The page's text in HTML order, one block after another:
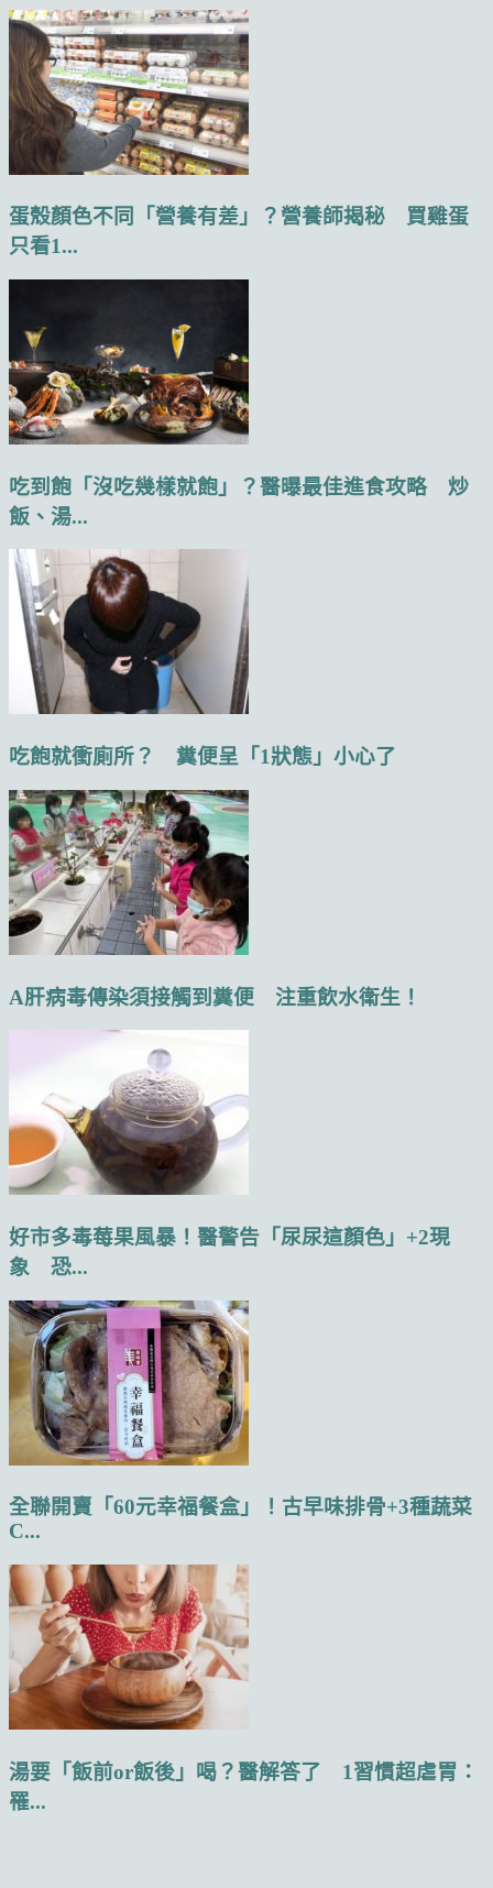
蛋殼顏色不同「營養有差」？營養師揭秘 買雞蛋
只看1...
吃到飽「沒吃幾樣就飽」？醫曝最佳進食攻略 炒
飯、湯...
吃飽就衝廁所？ 糞便呈「1狀態」小心了
A肝病毒傳染須接觸到糞便 注重飲水衛生！
好市多毒莓果風暴！醫警告「尿尿這顏色」+2現
象 恐...
全聯開賣「60元幸福餐盒」！古早味排骨+3種蔬菜
C...
湯要「飯前or飯後」喝？醫解答了 1習慣超虐胃：
罹...